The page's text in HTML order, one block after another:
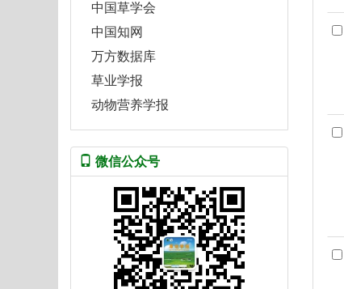
中国草学会
中国知网
万方数据库
草业学报
动物营养学报
微信公众号